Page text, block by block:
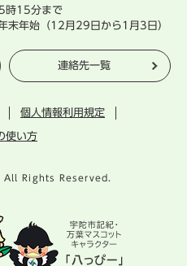
時15分まで
末年始（12月29日から1月3日）
連絡先一覧
個人情報利用規定
使い方
Rights Reserved.